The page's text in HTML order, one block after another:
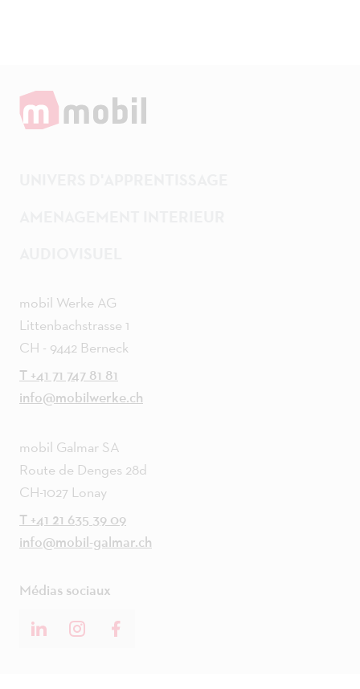
mobil Werke AG
Littenbachstrasse 1
CH - 9442 Berneck
T +41 71 747 81 81
info@mobilwerke.ch
mobil Galmar SA
Route de Denges 28d
CH-1027 Lonay
T +41 21 635 39 09
info@mobil-galmar.ch
Médias sociaux